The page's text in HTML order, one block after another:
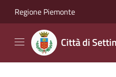
Regione Piemonte
Città di